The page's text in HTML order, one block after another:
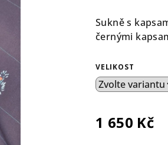
produktu
je
5
hvězdiček.
Sukně s
černými
VELIKOST
1 650 Kč